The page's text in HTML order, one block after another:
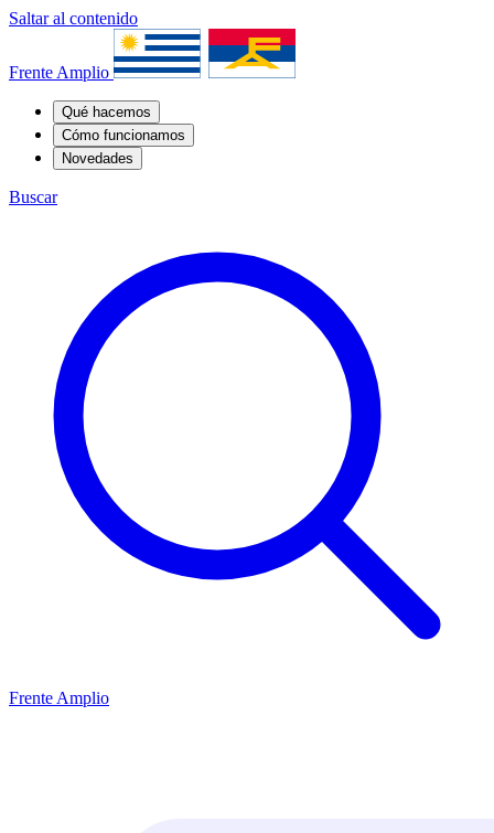
Saltar al contenido
Frente Amplio
Qué hacemos
Cómo funcionamos
Novedades
Buscar
Frente Amplio